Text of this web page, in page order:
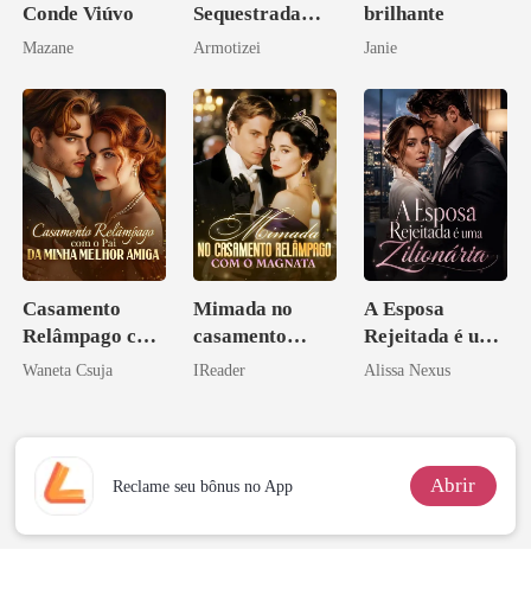
Conde Viúvo
Mazane
Sequestrada
pelo Mafioso
CONTRATO
DE SANGUE
Armotizei
brilhante
Janie
Casamento
Relâmpago com
o Pai da Minha
Waneta Csuja
Mimada no
casamento
relâmpago com
IReader
A Esposa
Rejeitada é uma
Zilionária
Alissa Nexus
Reclame seu bônus no App Abrir